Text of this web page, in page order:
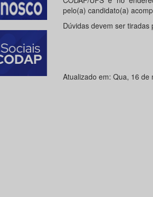
pelo(a) candidato(a)
Dúvidas devem ser tiradas
Atualizado em: Qua, 16